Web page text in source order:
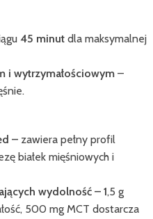
45 minut dla maksymalnej
i wytrzymałościowym –
– zawiera pełny profil
białek mięśniowych i
wydolność – 1,5 g
500 mg MCT dostarcza